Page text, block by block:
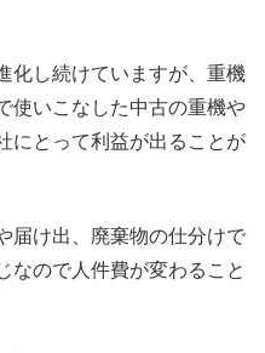
化し続けていますが、重機
使いこなした中古の重機や
にとって利益が出ることが
届け出、廃棄物の仕分けで
なので人件費が変わること